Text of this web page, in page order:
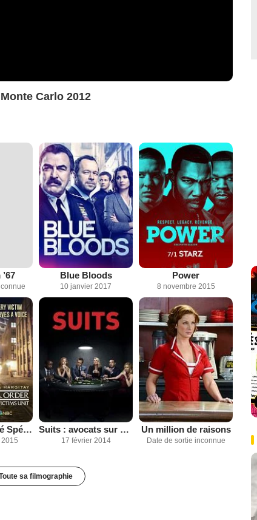
Carlo 2012
Blue Bloods
10 janvier 2017
Power
8 novembre 2015
New York Unité Spéciale Suits : avocats sur mesure
17 février 2014
Un million de raisons
Date de sortie inconnue
sa filmographie